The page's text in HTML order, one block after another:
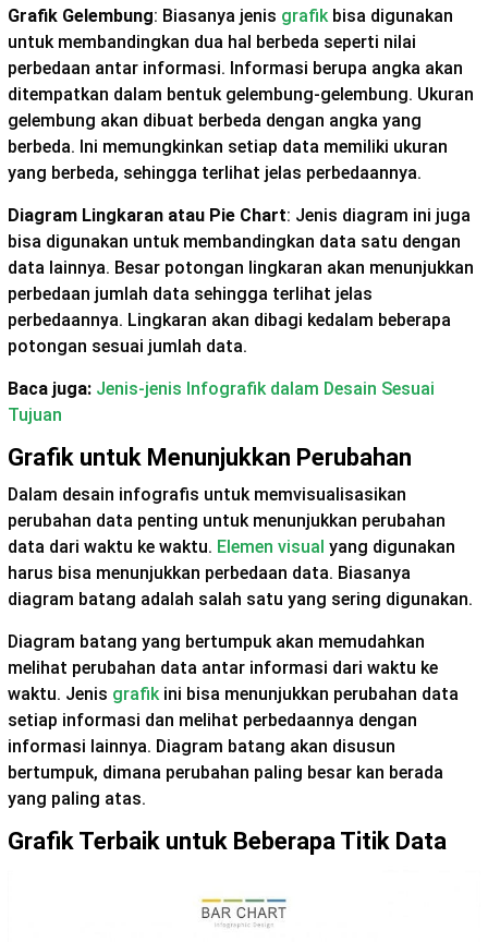
Grafik Gelembung: Biasanya jenis grafikbisa digunakan
untuk membandingkan dua hal berbeda seperti nilai
perbedaan antar informasi. Informasi berupa angka akan
ditempatkan dalam bentuk gelembung-gelembung. Ukuran
gelembung akan dibuat berbeda dengan angka yang
berbeda. Ini memungkinkan setiap data memiliki ukuran
yang berbeda, sehingga terlihat jelas perbedaannya.
Diagram Lingkaran atau Pie Chart: Jenis diagram ini juga
bisa digunakan untuk membandingkan data satu dengan
data lainnya. Besar potongan lingkaran akan menunjukkan
perbedaan jumlah data sehingga terlihat jelas
perbedaannya. Lingkaran akan dibagi kedalam beberapa
potongan sesuai jumlah data.
Baca juga: Jenis-jenis Infografik dalam Desain Sesuai
Tujuan
Grafik untuk Menunjukkan Perubahan
Dalam desain infografis untuk memvisualisasikan
perubahan data penting untuk menunjukkan perubahan
data dari waktu ke waktu. Elemen visual yang digunakan
harus bisa menunjukkan perbedaan data. Biasanya
diagram batang adalah salah satu yang sering digunakan.
Diagram batang yang bertumpuk akan memudahkan
melihat perubahan data antar informasi dari waktu ke
waktu. Jenis grafikini bisa menunjukkan perubahan data
setiap informasi dan melihat perbedaannya dengan
informasi lainnya. Diagram batang akan disusun
bertumpuk, dimana perubahan paling besar kan berada
yang paling atas.
Grafik Terbaik untuk Beberapa Titik Data